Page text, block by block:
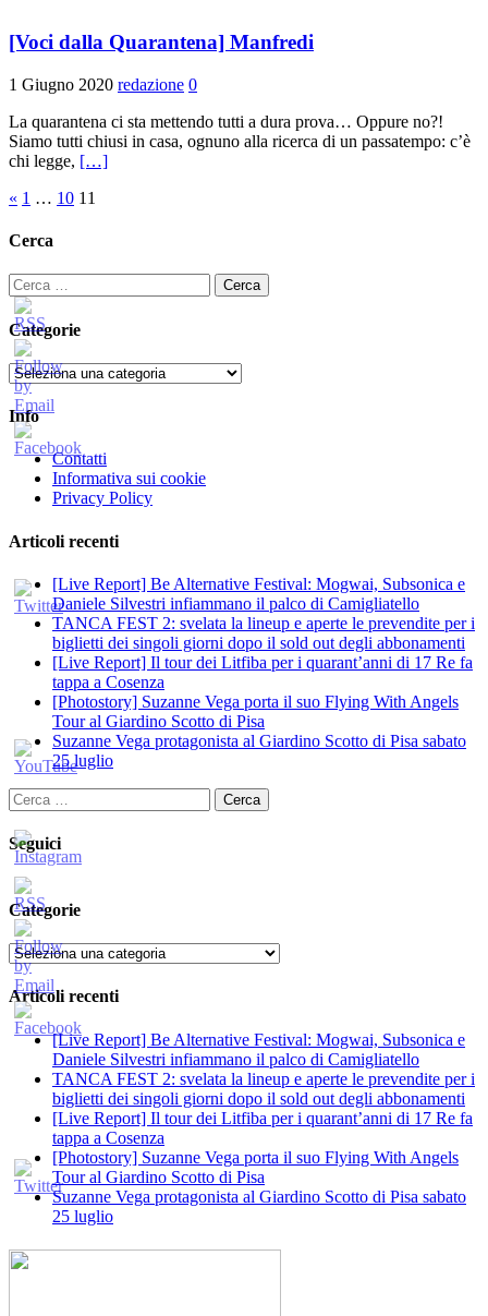
[Voci dalla Quarantena] Manfredi
1 Giugno 2020 redazione 0
La quarantena ci sta mettendo tutti a dura prova… Oppure no?!
Siamo tutti chiusi in casa, ognuno alla ricerca di un passatempo: c’è
chi legge, […]
Paginazione
degli
« 1 … 10 11
Cerca
Ricerca
per:
Categorie
Categorie
Info
Contatti
Informativa sui cookie
Privacy Policy
Articoli recenti
[Live Report] Be Alternative Festival: Mogwai, Subsonica e
Daniele Silvestri infiammano il palco di Camigliatello
TANCA FEST 2: svelata la lineup e aperte le prevendite per i
biglietti dei singoli giorni dopo il sold out degli abbonamenti
[Live Report] Il tour dei Litfiba per i quarant’anni di 17 Re fa
tappa a Cosenza
[Photostory] Suzanne Vega porta il suo Flying With Angels
Tour al Giardino Scotto di Pisa
Suzanne Vega protagonista al Giardino Scotto di Pisa sabato
25 luglio
Ricerca
per:
Seguici
Categorie
Categorie
Articoli recenti
[Live Report] Be Alternative Festival: Mogwai, Subsonica e
Daniele Silvestri infiammano il palco di Camigliatello
TANCA FEST 2: svelata la lineup e aperte le prevendite per i
biglietti dei singoli giorni dopo il sold out degli abbonamenti
[Live Report] Il tour dei Litfiba per i quarant’anni di 17 Re fa
tappa a Cosenza
[Photostory] Suzanne Vega porta il suo Flying With Angels
Tour al Giardino Scotto di Pisa
Suzanne Vega protagonista al Giardino Scotto di Pisa sabato
25 luglio